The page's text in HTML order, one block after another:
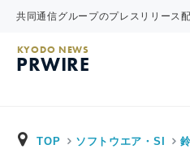
共同通信グループのプレスリリース
KYODO NEWS
PRWIRE
TOP ソフトウエア・SI